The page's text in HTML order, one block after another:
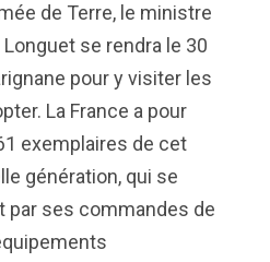
de Terre, le ministre
se rendra le 30
pour y visiter les
La France a pour
exemplaires de cet
génération, qui se
par ses commandes de